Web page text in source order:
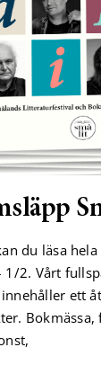
du läsa
1/2. Vårt
ett